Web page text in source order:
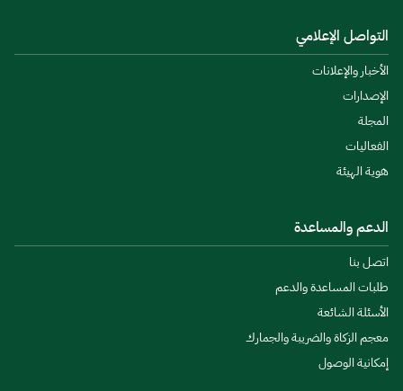
التواصل الإعلامي
الأخبار والإعلانات
الإصدارات
المجلة
الفعاليات
هوية الهيئة
الدعم والمساعدة
اتصل بنا
طلبات المساعدة والدعم
الأسئلة الشائعة
معجم الزكاة والضريبة والجمارك
إمكانية الوصول